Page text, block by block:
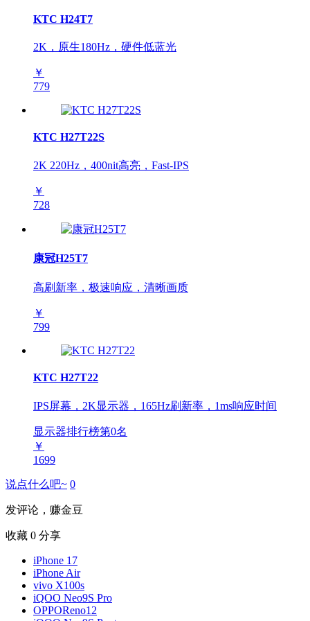
KTC H24T7
2K，原生180Hz，硬件低蓝光
￥
779
KTC H27T22S
2K 220Hz，400nit高亮，Fast-IPS
￥
728
康冠H25T7
高刷新率，极速响应，清晰画质
￥
799
KTC H27T22
IPS屏幕，2K显示器，165Hz刷新率，1ms响应时间
显示器排行榜第0名
￥
1699
说点什么吧~ 0
发评论，赚金豆
收藏 0 分享
iPhone 17
iPhone Air
vivo X100s
iQOO Neo9S Pro
OPPOReno12